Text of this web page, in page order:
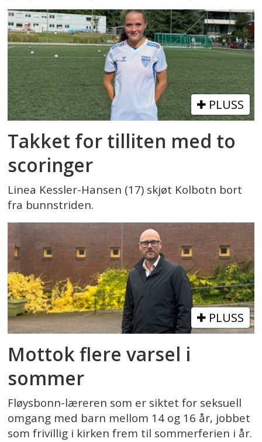
PLUSS
Takket for tilliten med to
scoringer
Linea Kessler-Hansen (17) skjøt Kolbotn bort
fra bunnstriden.
PLUSS
Mottok flere varsel i
sommer
Fløysbonn-læreren som er siktet for seksuell
omgang med barn mellom 14 og 16 år, jobbet
som frivillig i kirken frem til sommerferien i år.